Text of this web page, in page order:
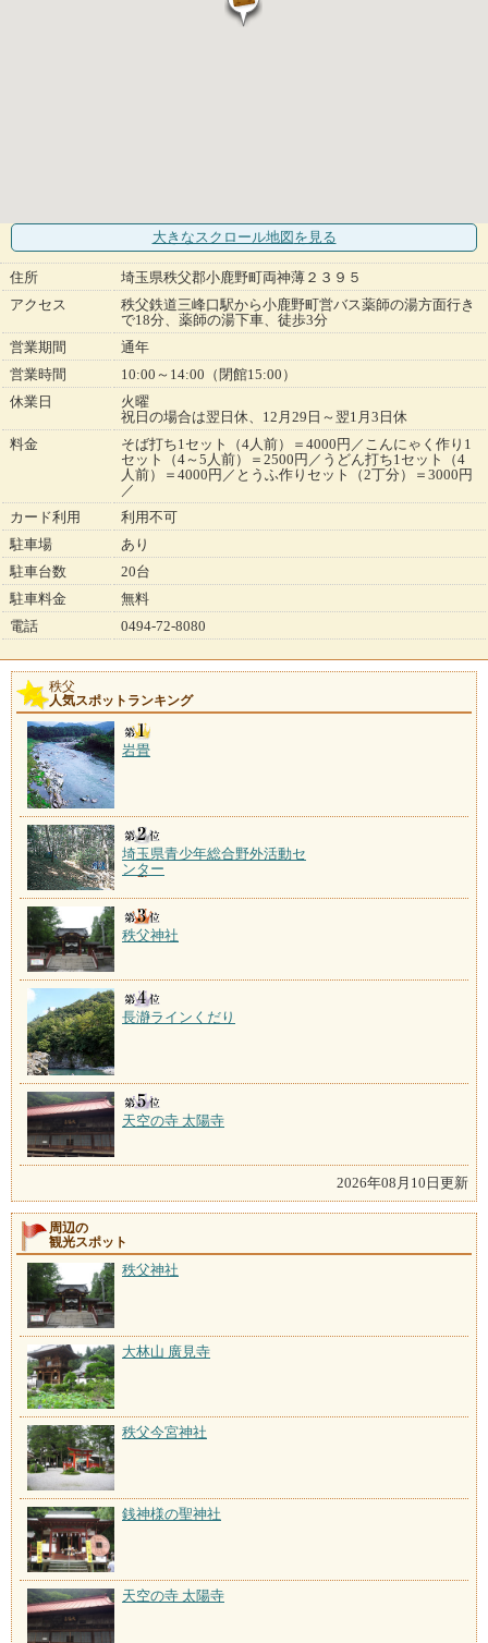
大きなスクロール地図 を見る
住所
埼玉県秩父郡小鹿野町両神薄２３９５
アクセス
秩父鉄道三峰口駅から小鹿野町営バス薬師の湯方面行き
で18分、薬師の湯下車、徒歩3分
営業期間
通年
営業時間
10:00～14:00（閉館15:00）
休業日
火曜
祝日の場合は翌日休、12月29日～翌1月3日休
料金
そば打ち1セット（4人前）＝4000円／こんにゃく作り1
セット（4～5人前）＝2500円／うどん打ち1セット（4
人前）＝4000円／とうふ作りセット（2丁分）＝3000円
／
カード利用
利用不可
駐車場
あり
駐車台数
20台
駐車料金
無料
電話
0494-72-8080
秩父
人気スポットランキング
岩畳
埼玉県青少年総合野外活動セ
ンター
秩父神社
長瀞ラインくだり
天空の寺 太陽寺
2026年08月10日更新
周辺の
観光スポット
秩父神社
大林山 廣見寺
秩父今宮神社
銭神様の聖神社
天空の寺 太陽寺